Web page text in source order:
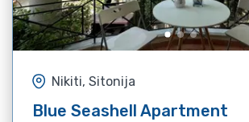
Nikiti, Sitonija
Blue Seashell Apartment